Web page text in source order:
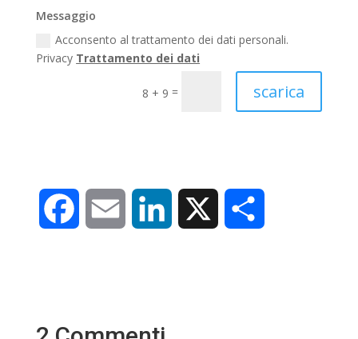
Messaggio
Acconsento al trattamento dei dati personali.
Privacy Trattamento dei dati
8 + 9 = scarica
e i